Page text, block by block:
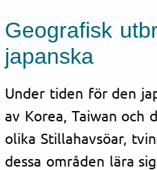
Geografisk
japanska
Under tiden för den
av Korea, Taiwan och
olika Stillahavsöar,
dessa områden lära